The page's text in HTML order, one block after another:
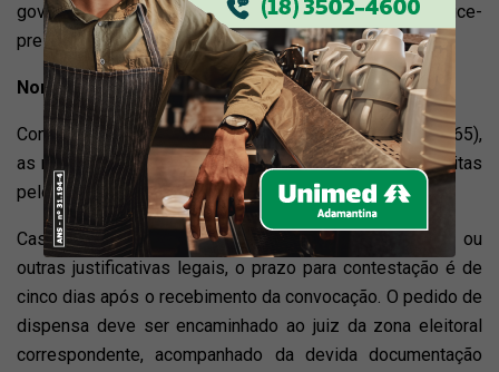
governador e vice-governador e
presidente e vice-
presidente da República (nessa ordem).
Nomeação para a mesa receptora
Conforme estabelece o Código Eleitoral (Lei nº 4.737/65),
as nomeações oficiais de mesárias e mesários são feitas
pelos juízes eleitorais até 60 dias antes do pleito.
Caso haja impedimento por motivo de saúde, viagem ou
outras justificativas legais, o prazo para contestação é de
cinco dias após o recebimento da convocação. O pedido de
dispensa deve ser encaminhado ao juiz da zona eleitoral
correspondente, acompanhado da devida documentação